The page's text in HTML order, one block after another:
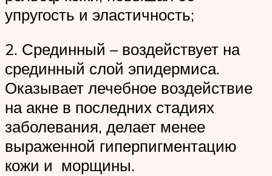
упругость и эластичность;
2. Срединный – воздействует на
срединный слой эпидермиса.
Оказывает лечебное воздействие
на акне в последних стадиях
заболевания, делает менее
выраженной гиперпигментацию
кожи и морщины.